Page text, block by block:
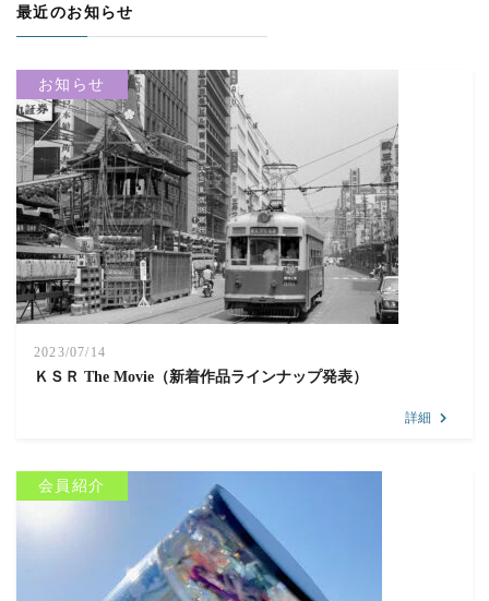
最近のお知らせ
お知らせ
2023/07/14
ＫＳＲ The Movie（新着作品ラインナップ発表）
詳細
会員紹介